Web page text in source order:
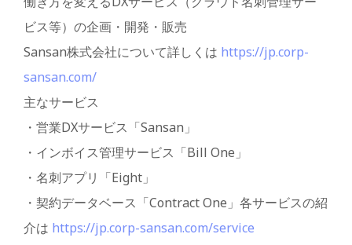
ビス等）の企画・開発・販売
Sansan株式会社について詳しくは https://jp.corp-
sansan.com/
主なサービス
・営業DXサービス「Sansan」
・インボイス管理サービス「Bill One」
・名刺アプリ「Eight」
・契約データベース「Contract One」各サービスの紹
介は https://jp.corp-sansan.com/service